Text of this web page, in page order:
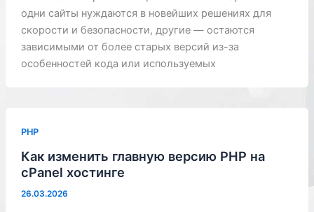
одни сайты нуждаются в новейших решениях для
скорости и безопасности, другие — остаются
зависимыми от более старых версий из-за
особенностей кода или используемых
PHP
Как изменить главную версию PHP на
cPanel хостинге
26.03.2026